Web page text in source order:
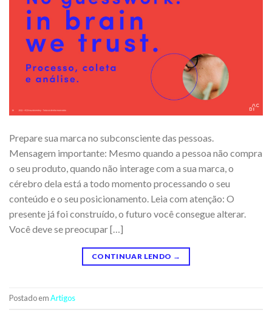
Prepare sua marca no subconsciente das pessoas.
Mensagem importante: Mesmo quando a pessoa não compra
o seu produto, quando não interage com a sua marca, o
cérebro dela está a todo momento processando o seu
conteúdo e o seu posicionamento. Leia com atenção: O
presente já foi construído, o futuro você consegue alterar.
Você deve se preocupar […]
CONTINUAR LENDO →
Postado emArtigos